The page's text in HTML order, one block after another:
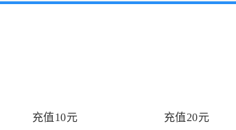
充值10元
充值20元